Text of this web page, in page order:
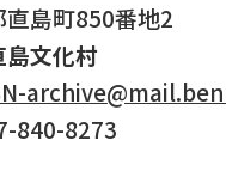
島町850番地2
文化村
8273